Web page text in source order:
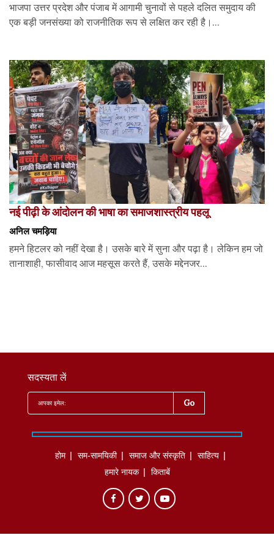
भाजपा उत्तर प्रदेश और पंजाब में आगामी चुनावों से पहले दलित समुदाय की
एक बड़ी जनसंख्या को राजनीतिक रूप से लक्षित कर रही है।...
नई पीढ़ी के आंदोलन की भाषा का समाजशास्त्रीय पहलू
अनिल चमड़िया
हमने हिटलर को नहीं देखा है। उसके बारे में सुना और पढ़ा है। लेकिन हम जो
तानाशाही, फासीवाद आज महसूस करते हैं, उसके मद्देनजर...
सदस्यता लें
होम सम-सामयिकी समाज और संस्कृति
साहित्‍य
हमारे नायक
किताबें